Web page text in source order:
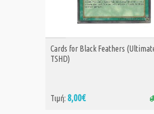
ΑΓΟΡΑ
Cards for Black Feathers
TSHD)
Τιμή: 8,00€